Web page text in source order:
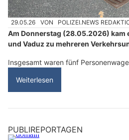
29.05.26 VON POLIZEI.NEWS
Am Donnerstag (28.05.2026) kam
und Vaduz zu mehreren
Insgesamt waren fünf
Weiterlesen
PUBLIREPORTAGEN